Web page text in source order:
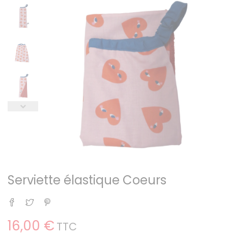
Serviette élastique Coeurs
Partager
Tweet
16,00 € TTC